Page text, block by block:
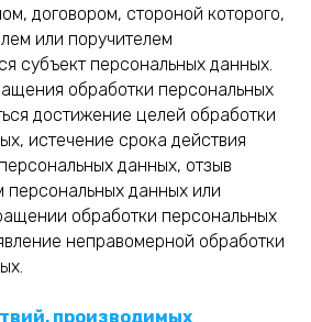
договором, стороной которого,
или поручителем
субъект персональных данных.
обработки персональных
достижение целей обработки
истечение срока действия
данных, отзыв
персональных данных или
обработки персональных
неправомерной обработки
производимых